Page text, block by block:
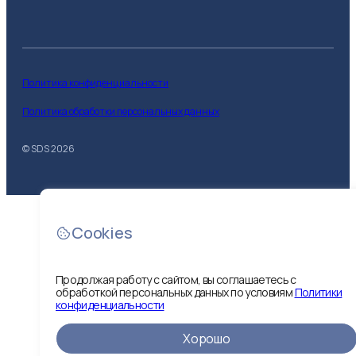
© SDS2026
Политика конфиденциальности
Политика обработки персональных данных
Cookies
Продолжая работу с сайтом, вы соглашаетесь с
обработкой персональных данных по условиямПолитики
конфиденциальности
Хорошо
Показать